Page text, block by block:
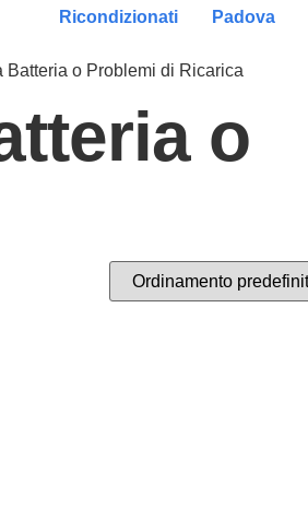
Ricondizionati Padova
Batteria o Problemi di Ricarica
o